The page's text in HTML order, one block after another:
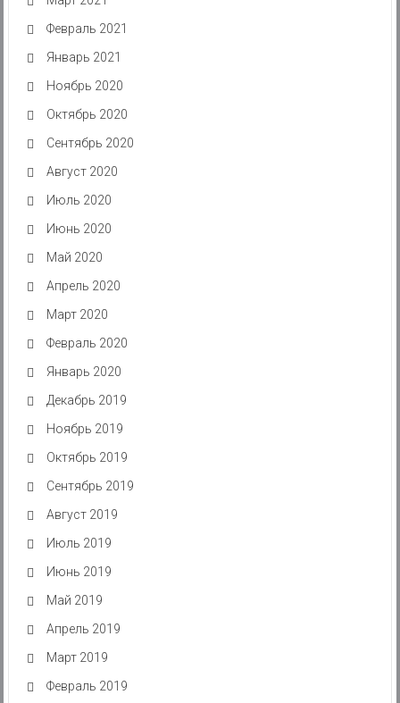
Февраль 2021
Январь 2021
Ноябрь 2020
Октябрь 2020
Сентябрь 2020
Август 2020
Июль 2020
Июнь 2020
Май 2020
Апрель 2020
Март 2020
Февраль 2020
Январь 2020
Декабрь 2019
Ноябрь 2019
Октябрь 2019
Сентябрь 2019
Август 2019
Июль 2019
Июнь 2019
Май 2019
Апрель 2019
Март 2019
Февраль 2019